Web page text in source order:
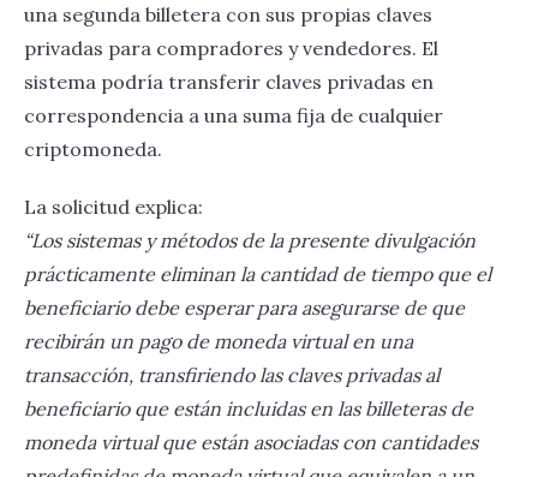
una segunda billetera con sus propias claves
privadas para compradores y vendedores. El
sistema podría transferir claves privadas en
correspondencia a una suma fija de cualquier
criptomoneda.
La solicitud explica:
“Los sistemas y métodos de la presente divulgación
prácticamente eliminan la cantidad de tiempo que el
beneficiario debe esperar para asegurarse de que
recibirán un pago de moneda virtual en una
transacción, transfiriendo las claves privadas al
beneficiario que están incluidas en las billeteras de
moneda virtual que están asociadas con cantidades